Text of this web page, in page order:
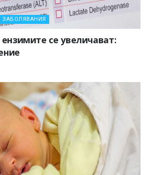
ензимите се увеличават: